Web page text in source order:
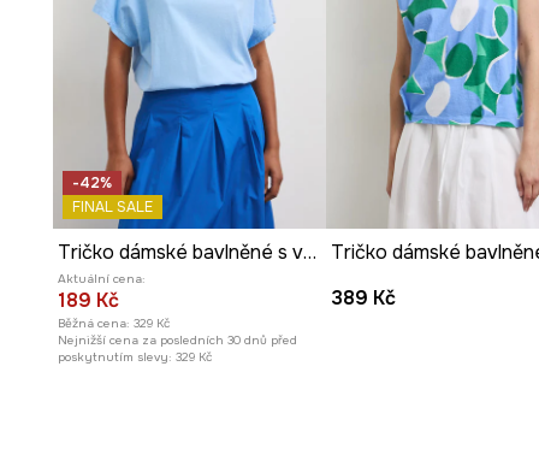
-42%
FINAL SALE
Tričko dámské bavlněné s vybledlým efektem
Aktuální cena:
189 Kč
Běžná cena: 329 Kč
Nejnižší cena za posledních 30 dnů před
poskytnutím slevy: 329 Kč
389 Kč